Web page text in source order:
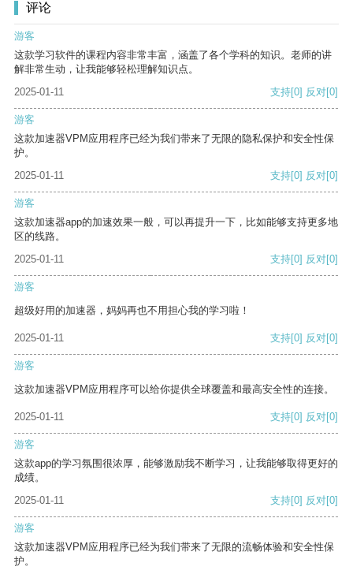
评论
游客
这款学习软件的课程内容非常丰富，涵盖了各个学科的知识。老师的讲
解非常生动，让我能够轻松理解知识点。
2025-01-11
支持[0] 反对[0]
游客
这款加速器VPM应用程序已经为我们带来了无限的隐私保护和安全性保
护。
2025-01-11
支持[0] 反对[0]
游客
这款加速器app的加速效果一般，可以再提升一下，比如能够支持更多地
区的线路。
2025-01-11
支持[0] 反对[0]
游客
超级好用的加速器，妈妈再也不用担心我的学习啦！
2025-01-11 支持[0] 反对[0]
游客
这款加速器VPM应用程序可以给你提供全球覆盖和最高安全性的连接。
2025-01-11 支持[0] 反对[0]
游客
这款app的学习氛围很浓厚，能够激励我不断学习，让我能够取得更好的
成绩。
2025-01-11
支持[0] 反对[0]
游客
这款加速器VPM应用程序已经为我们带来了无限的流畅体验和安全性保
护。